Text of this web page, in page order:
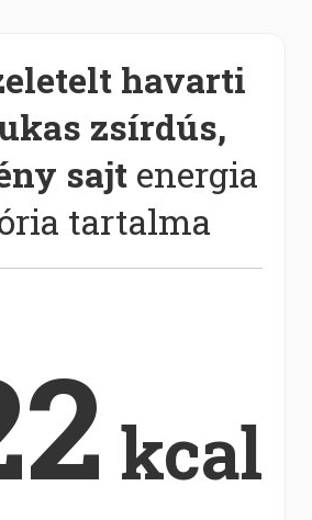
havarti
zsírdús,
sajt energia
tartalma
kcal